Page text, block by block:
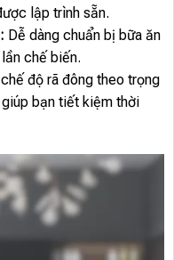
lập trình sẵn.
Dễ dàng chuẩn bị bữa ăn
chế biến.
độ rã đông theo trọng
bạn tiết kiệm thời